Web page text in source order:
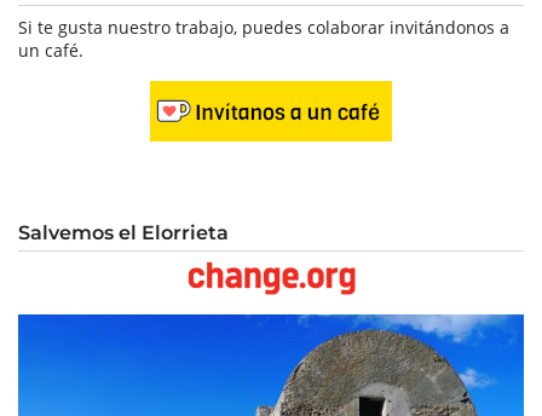
Si te gusta nuestro trabajo, puedes colaborar invitándonos a
un café.
Salvemos el Elorrieta